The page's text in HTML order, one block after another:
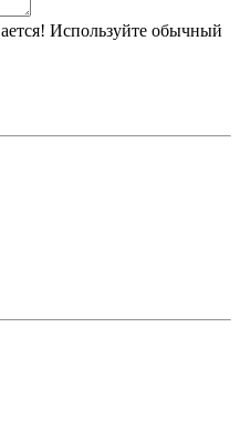
Используйте обычный